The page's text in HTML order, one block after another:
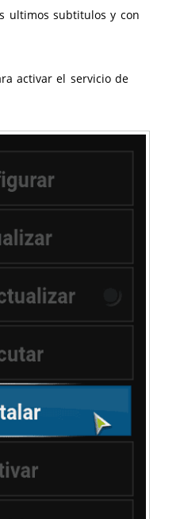
ultimos subtitulos y con
activar el servicio de